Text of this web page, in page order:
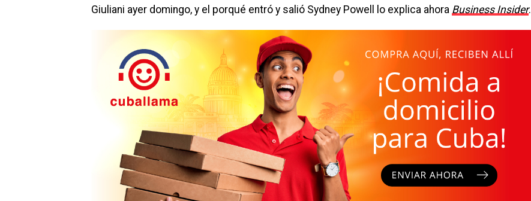
Giuliani ayer domingo, y el porqué entró y salió Sydney Powell lo explica ahora Business Insider.